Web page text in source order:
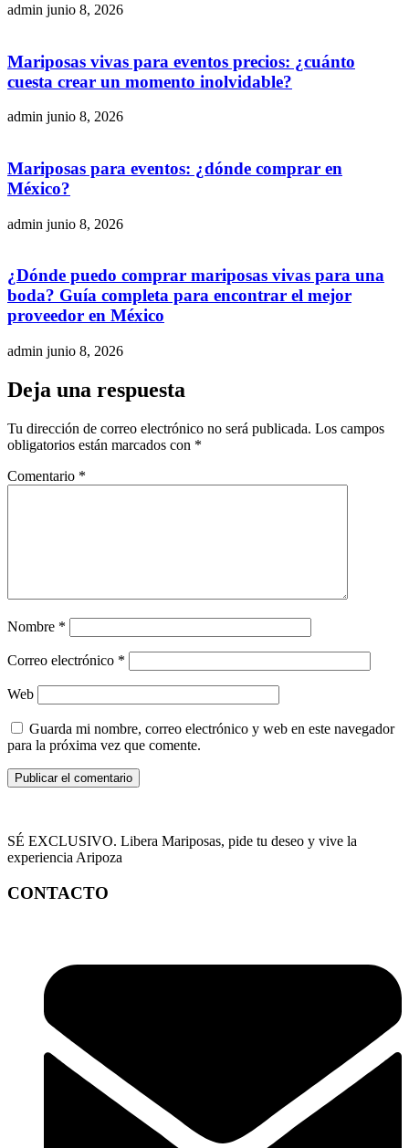
admin junio 8, 2026
Mariposas vivas para eventos precios: ¿cuánto
cuesta crear un momento inolvidable?
admin junio 8, 2026
Mariposas para eventos: ¿dónde comprar en
México?
admin junio 8, 2026
¿Dónde puedo comprar mariposas vivas para una
boda? Guía completa para encontrar el mejor
proveedor en México
admin junio 8, 2026
Deja una respuesta
Tu dirección de correo electrónico no será publicada. Los campos
obligatorios están marcados con *
Comentario *
Nombre *
Correo electrónico *
Web
Guarda mi nombre, correo electrónico y web en este navegador
para la próxima vez que comente.
SÉ EXCLUSIVO. Libera Mariposas, pide tu deseo y vive la
experiencia Aripoza
CONTACTO